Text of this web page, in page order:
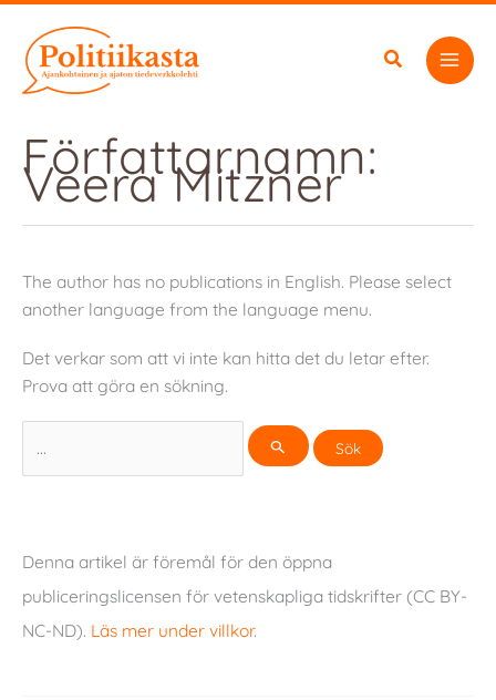
innehåll
Författarnamn:
Veera Mitzner
The author has no publications in English. Please select
another language from the language menu.
Det verkar som att vi inte kan hitta det du letar efter.
Prova att göra en sökning.
efter:
Denna artikel är föremål för den öppna
publiceringslicensen för vetenskapliga tidskrifter (CC BY-
NC-ND). Läs mer under villkor.